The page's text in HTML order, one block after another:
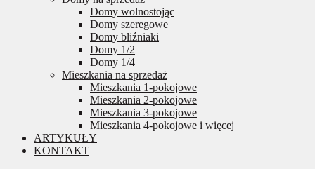
Domy wolnostojąc
Domy szeregowe
Domy bliźniaki
Domy 1/2
Domy 1/4
Mieszkania na sprzedaż
Mieszkania 1-pokojowe
Mieszkania 2-pokojowe
Mieszkania 3-pokojowe
Mieszkania 4-pokojowe i więcej
ARTYKUŁY
KONTAKT